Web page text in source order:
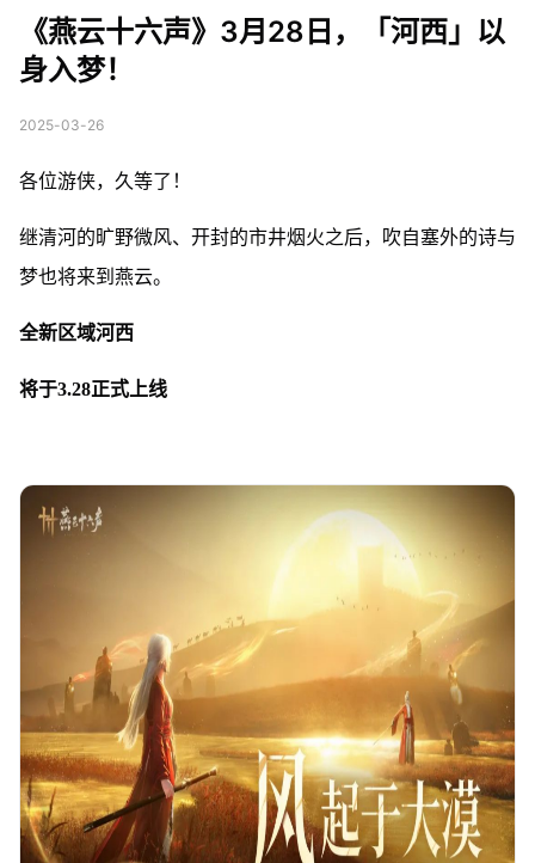
《燕云十六声》3月28日，「河西」以
身入梦！
2025-03-26
各位游侠，久等了！
继清河的旷野微风、开封的市井烟火之后，吹自塞外的诗与
梦也将来到燕云。
全新区域河西
将于3.28正式上线